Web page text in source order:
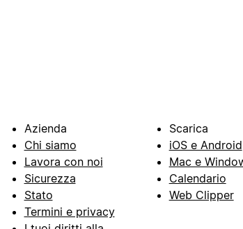
Azienda
Chi siamo
Lavora con noi
Sicurezza
Stato
Termini e privacy
Scarica
iOS e Android
Mac e
Calendario
Web Clipper